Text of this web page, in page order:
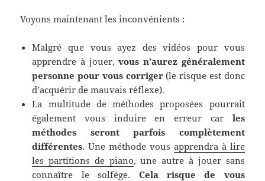
Voyons maintenant les inconvénients :
Malgré que vous ayez des vidéos pour vous
apprendre à jouer,vous n’aurez généralement
personne pour vous corriger(le risque est donc
d’acquérir de mauvais réflexe).
La multitude de méthodes proposées pourrait
également vous induire en erreur car les
méthodes seront parfois complètement
différentes. Une méthode vous apprendra à lire
les partitions de piano, une autre à jouer sans
connaître le solfège. Cela risque de vous